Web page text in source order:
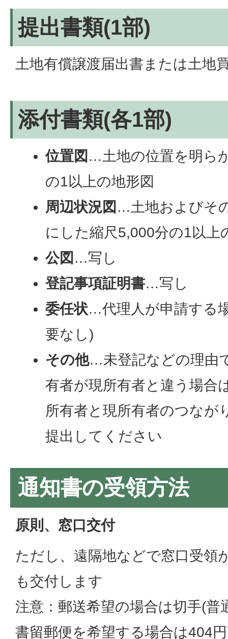
提出書類(1部)
土地有償譲渡届出書または土地
添付書類(各1部)
位置図 …土地の位置を明ら
の1以上の地形図
周辺状況図 …土地およびそ
にした縮尺5,000分の1以上
公図 …写し
登記事項証明書…写し
委任状…代理人が申請する
要なし)
その他…未登記などの理由
有者が現所有者と違う場合
所有者と現所有者のつなが
提出してください
通知書の受領方法
原則、窓口交付
ただし、遠隔地などで窓口受領
も交付します
注意：郵送希望の場合は切手(普
書留郵便を希望する場合は404